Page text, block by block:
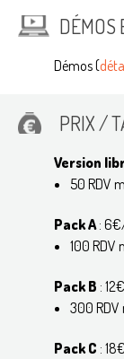
DÉMOS
Démos (
PRIX /
Version
50 RDV
Pack A:
100 RDV
Pack B :
300
Pack C :